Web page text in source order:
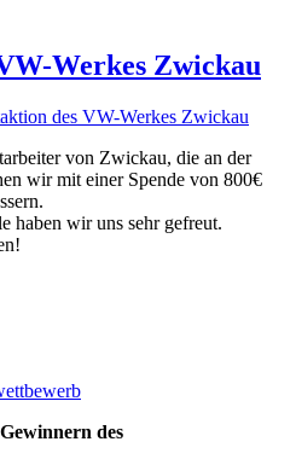
Werkes Zwickau
des VW-Werkes Zwickau
von Zwickau, die an der
wir mit einer Spende von 800€
haben wir uns sehr gefreut.
des